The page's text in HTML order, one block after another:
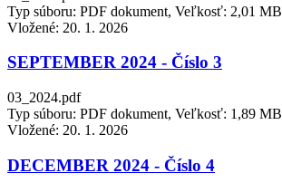
Typ súboru: PDF dokument, Veľkosť: 2,01 MB
Vložené: 20. 1. 2026
SEPTEMBER 2024 - Číslo 3
03_2024.pdf
Typ súboru: PDF dokument, Veľkosť: 1,89 MB
Vložené: 20. 1. 2026
DECEMBER 2024 - Číslo 4